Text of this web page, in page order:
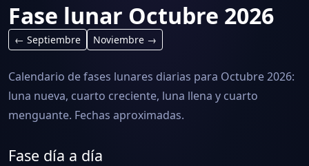
Fase lunar Octubre 2026
← Septiembre Noviembre →
Calendario de fases lunares diarias para Octubre 2026:
luna nueva, cuarto creciente, luna llena y cuarto
menguante. Fechas aproximadas.
Fase día a día